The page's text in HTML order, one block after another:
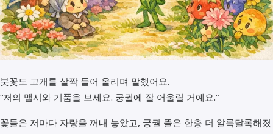
붓꽃도 고개를 살짝 들어 올리며 말했어요.
“저의 맵시와 기품을 보세요. 궁궐에 잘 어울릴 거예요.”
꽃들은 저마다 자랑을 꺼내 놓았고, 궁궐 뜰은 한층 더 알록달록해졌